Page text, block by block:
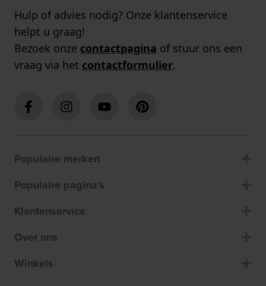
Hulp of advies nodig? Onze klantenservice
helpt u graag!
Bezoek onze contactpagina of stuur ons een
vraag via het contactformulier.
Populaire merken
Populaire pagina's
Klantenservice
Over ons
Winkels